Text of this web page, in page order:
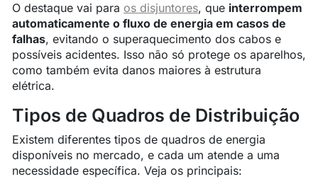
O destaque vai para os disjuntores, que interrompem
automaticamente o fluxo de energia em casos de
falhas, evitando o superaquecimento dos cabos e
possíveis acidentes. Isso não só protege os aparelhos,
como também evita danos maiores à estrutura
elétrica.
Tipos de Quadros de Distribuição
Existem diferentes tipos de quadros de energia
disponíveis no mercado, e cada um atende a uma
necessidade específica. Veja os principais: